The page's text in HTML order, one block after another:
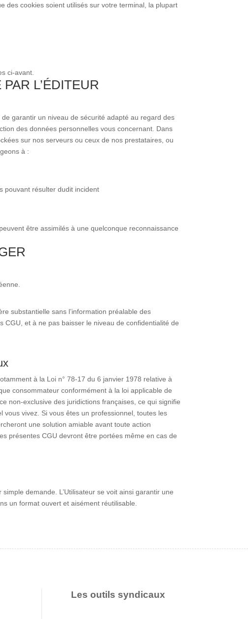
des cookies soient utilisés sur votre terminal, la plupart
ci-avant.
L’ÉDITEUR
garantir un niveau de sécurité adapté au regard des
des données personnelles vous concernant. Dans
sur nos serveurs ou ceux de nos prestataires, ou
à :
pouvant résulter dudit incident
être assimilés à une quelconque reconnaissance
substantielle sans l’information préalable des
et à ne pas baisser le niveau de confidentialité de
à la Loi n° 78-17 du 6 janvier 1978 relative à
consommateur conformément à la loi applicable de
non-exclusive des juridictions françaises, ce qui signifie
vous vivez. Si vous êtes un professionnel, toutes les
une solution amiable avant toute action
présentes CGU devront être portées même en cas de
demande. L’Utilisateur se voit ainsi garantir une
un format ouvert et aisément réutilisable.
Les outils syndicaux